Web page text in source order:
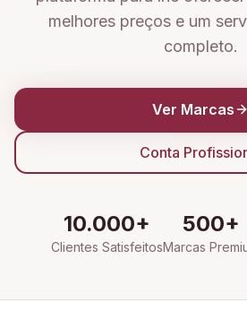
melhores preços e um
completo.
Ver Marcas
Conta
10.000+
Clientes Satisfeitos
500+
Marcas